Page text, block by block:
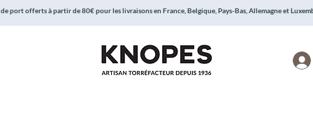
port offerts à partir de 80€ pour les livraisons en France, Belgique, Pays-Bas, Allemagne et